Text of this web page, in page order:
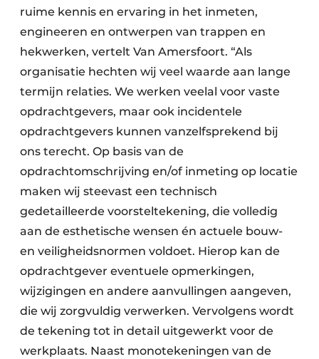
ruime kennis en ervaring in het inmeten,
engineeren en ontwerpen van trappen en
hekwerken, vertelt Van Amersfoort. “Als
organisatie hechten wij veel waarde aan lange
termijn relaties. We werken veelal voor vaste
opdrachtgevers, maar ook incidentele
opdrachtgevers kunnen vanzelfsprekend bij
ons terecht. Op basis van de
opdrachtomschrijving en/of inmeting op locatie
maken wij steevast een technisch
gedetailleerde voorsteltekening, die volledig
aan de esthetische wensen én actuele bouw-
en veiligheidsnormen voldoet. Hierop kan de
opdrachtgever eventuele opmerkingen,
wijzigingen en andere aanvullingen aangeven,
die wij zorgvuldig verwerken. Vervolgens wordt
de tekening tot in detail uitgewerkt voor de
werkplaats. Naast monotekeningen van de